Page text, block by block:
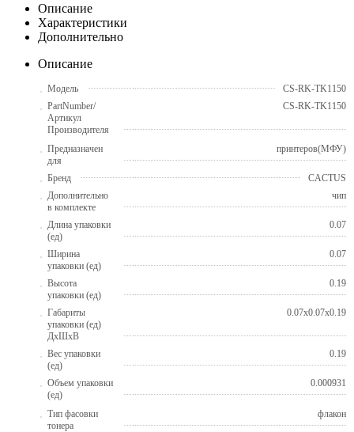
Описание
Характеристики
Дополнительно
Описание
Модель
CS-RK-TK1150
PartNumber/
Артикул
Производителя
CS-RK-TK1150
Предназначен
для
принтеров(МФУ)
Бренд
CACTUS
Дополнительно
в комплекте
чип
Длина упаковки
(ед)
0.07
Ширина
упаковки (ед)
0.07
Высота
упаковки (ед)
0.19
Габариты
упаковки (ед)
ДхШхВ
0.07x0.07x0.19
Вес упаковки
(ед)
0.19
Объем упаковки
(ед)
0.000931
Тип фасовки
тонера
флакон